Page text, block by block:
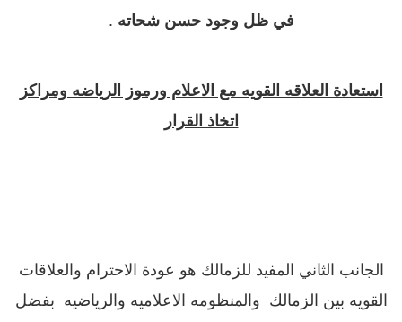
في ظل وجود حسن شحاته .
استعادة العلاقه القويه مع الاعلام ورموز الرياضه ومراكز
اتخاذ القرار
الجانب الثاني المفيد للزمالك هو عودة الاحترام والعلاقات
القويه بين الزمالك والمنظومه الاعلاميه والرياضيه بفضل